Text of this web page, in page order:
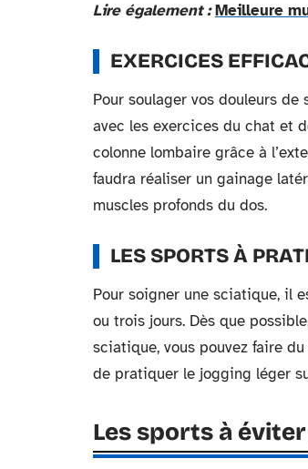
Lire également : Meilleure
EXERCICES
Pour soulager vos douleurs
avec les exercices du chat et
colonne lombaire grâce à
faudra réaliser un gainage
muscles profonds du dos.
LES SPORTS À
Pour soigner une sciatique, il
ou trois jours. Dès que
sciatique, vous pouvez faire
de pratiquer le jogging léger
Les sports à